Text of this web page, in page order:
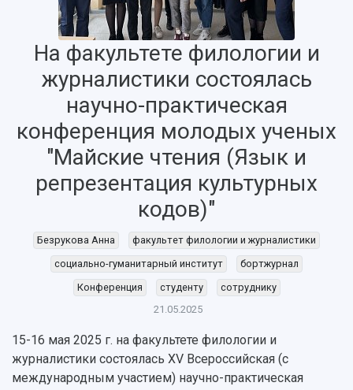
НАЗАД
Рейтинги
Попечительский совет
Ученый совет
Ректорат
Главные новости
Объявления
События
Пресс-центр
Газета "Полет"
Почему я выбираю Самарский университет?
Бакалавриат и специалитет
Магистратура
Учебные планы
Дополнительное образование
Научно-исследовательская деятельность
Основные научные направления
Диссертационные советы
Подготовка научных кадров
Конкурс на замещение должностей научных
Научно-технический совет
Научные проекты и темы
На факультете филологии и
журналистики состоялась
научно-практическая
конференция молодых ученых
"Майские чтения (Язык и
репрезентация культурных
кодов)"
Безрукова Анна
факультет филологии и журналистики
социально-гуманитарный институт
бортжурнал
Конференция
студенту
сотруднику
21.05.2025
15-16 мая 2025 г. на факультете филологии и
журналистики состоялась XV Всероссийская (с
международным участием) научно-практическая